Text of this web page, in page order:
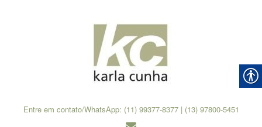
Entre em contato/WhatsApp: (11) 99377-8377 | (13) 97800-5451